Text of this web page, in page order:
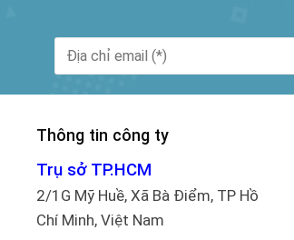
Thông tin công ty
Trụ sở TP.HCM
2/1G Mỹ Huề, Xã Bà Điểm, TP Hồ
Chí Minh, Việt Nam